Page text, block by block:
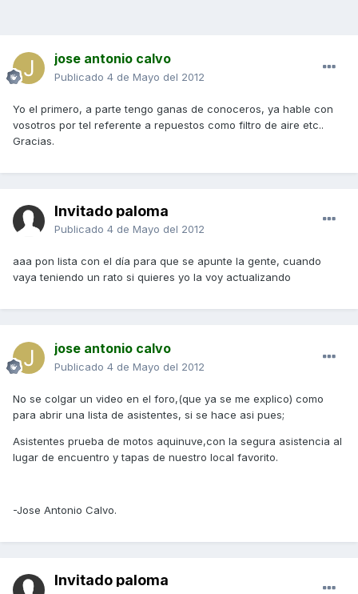
jose antonio calvo
Publicado 4 de Mayo del 2012
Yo el primero, a parte tengo ganas de conoceros, ya hable con
vosotros por tel referente a repuestos como filtro de aire etc..
Gracias.
Invitado paloma
Publicado 4 de Mayo del 2012
aaa pon lista con el día para que se apunte la gente, cuando
vaya teniendo un rato si quieres yo la voy actualizando
jose antonio calvo
Publicado 4 de Mayo del 2012
No se colgar un video en el foro,(que ya se me explico) como
para abrir una lista de asistentes, si se hace asi pues;
Asistentes prueba de motos aquinuve,con la segura asistencia al
lugar de encuentro y tapas de nuestro local favorito.
-Jose Antonio Calvo.
Invitado paloma